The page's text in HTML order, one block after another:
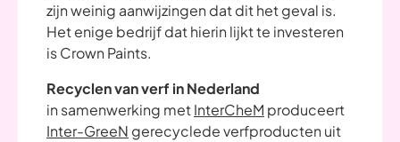
zijn weinig aanwijzingen dat dit het geval is.
Het enige bedrijf dat hierin lijkt te investeren
is Crown Paints.
Recyclen van verf in Nederland
in samenwerking metInterCheM produceert
Inter-GreeN gerecyclede verfproducten uit